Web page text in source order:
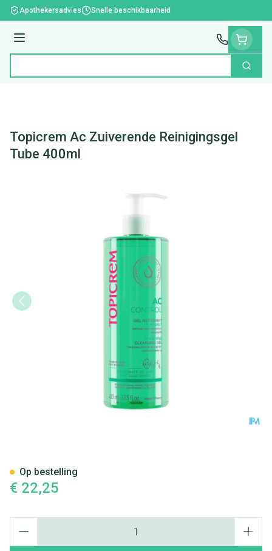
Ga naar de inhoud
Apothekersadvies Snelle beschikbaarheid
Menu
Zoek
Topicrem Ac Zuiverende Reinigingsgel
Tube 400ml
€ 22,25
Op bestelling